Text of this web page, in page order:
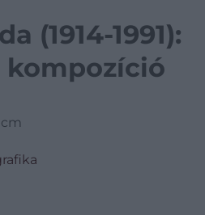
(1914-1991):
kompozíció